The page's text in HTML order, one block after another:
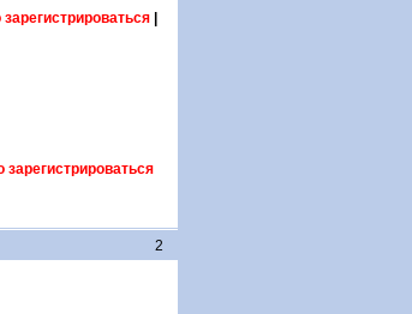
|
2